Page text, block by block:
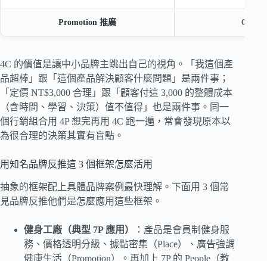
Promotion 推廣
4C 的價值是讓中小品牌主跳出自己的視角。「我這個產
品超棒」跟「這個產品解決顧客什麼問題」是兩件事；
「定價 NT$3,000 合理」跟「顧客付這 3,000 的整體成本
（含時間、學習、決策）值不值得」也是兩件事。同一
個行銷組合用 4P 想完再用 4C 跑一遍，常會發現原本以
為很合理的決策其實有盲點。
用知名品牌反推這 3 個框架怎麼活用
抽象的框架配上具體品牌案例最快理解。下面用 3 個常
見品牌反推他們是怎麼應用這些框架。
健身工廠（典型 7P 應用）
：產品是會員制健身服
務、價格透明分級、據點密集（Place）、廣告強調
健康生活（Promotion）。再加上 7P 的 People（教